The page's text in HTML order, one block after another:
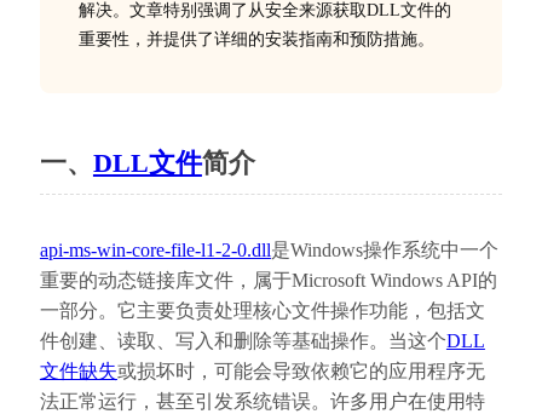
解决。文章特别强调了从安全来源获取DLL文件的
重要性，并提供了详细的安装指南和预防措施。
一、 DLL文件简介
api-ms-win-core-file-l1-2-0.dll是Windows操作系统中一个
重要的动态链接库文件，属于Microsoft Windows API的
一部分。它主要负责处理核心文件操作功能，包括文
件创建、读取、写入和删除等基础操作。当这个DLL
文件缺失或损坏时，可能会导致依赖它的应用程序无
法正常运行，甚至引发系统错误。许多用户在使用特